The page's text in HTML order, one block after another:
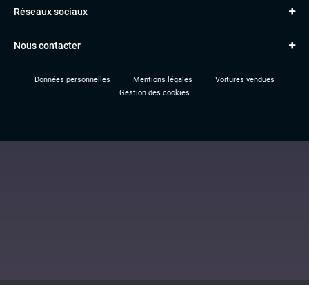
A3
Le garage TBV
Location TBV
Réseaux sociaux
Nous contacter
Données personnelles Mentions légales
Voitures vendues
Gestion des cookies